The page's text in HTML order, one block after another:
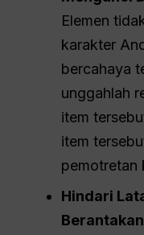
Elemen
karakter
bercahaya
unggahlah
item
item
pemotretan
Hindari